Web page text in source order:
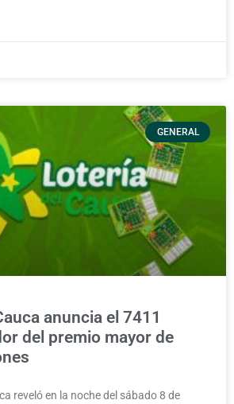
GENERAL
anuncia el 7411
del premio mayor de
reveló en la noche del sábado 8 de